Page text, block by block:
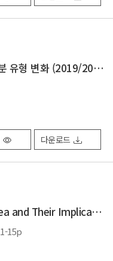
자녀 양육기 맞벌이 가구의 시간 배분 유형 변화 (2019/2024년)
다운로드
Trends in Multiple Births in Korea and Their Implications for Policy
1-15p